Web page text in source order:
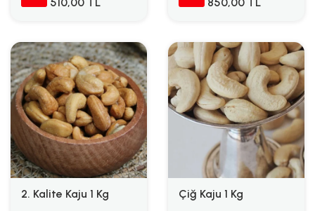
2. Kalite Kaju 1 Kg Çiğ Kaju 1 Kg